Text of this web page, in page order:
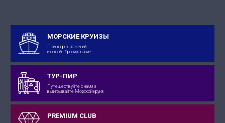
МОРСКИЕ КРУИЗЫ
Поиск предложений
и онлайн-бронирование
ТУР-ПИР
Путешествуйте с нами и
выигрывайте Морской круиз
PREMIUM CLUB